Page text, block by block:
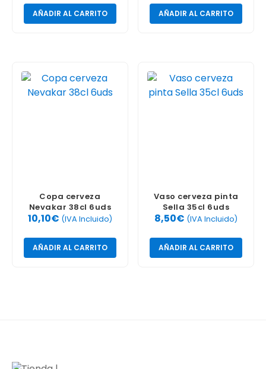
AÑADIR AL CARRITO AÑADIR AL CARRITO
Copa cerveza
Nevakar 38cl 6uds
10,10€ (IVA Incluido)
AÑADIR AL CARRITO
Vaso cerveza pinta
Sella 35cl 6uds
8,50€ (IVA Incluido)
AÑADIR AL CARRITO